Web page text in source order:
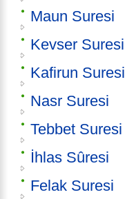
Maun Suresi
Kevser Suresi
Kafirun Suresi
Nasr Suresi
Tebbet Suresi
İhlas Sûresi
Felak Suresi